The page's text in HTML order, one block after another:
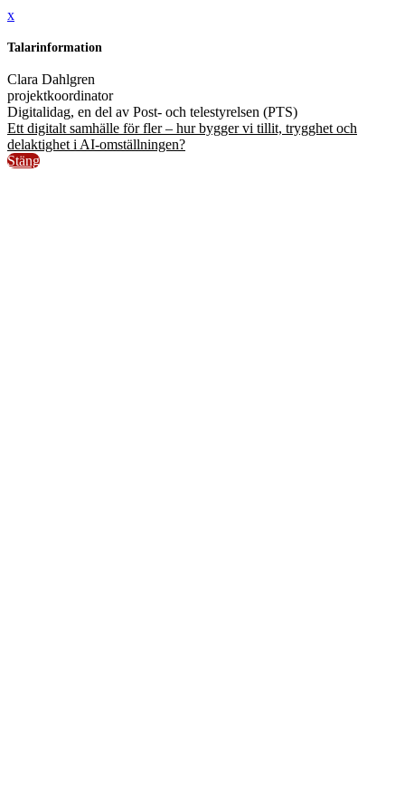
x
Talarinformation
Clara Dahlgren
projektkoordinator
Digitalidag, en del av Post- och telestyrelsen (PTS)
Ett digitalt samhälle för fler – hur bygger vi tillit, trygghet och
delaktighet i AI-omställningen?
Stäng